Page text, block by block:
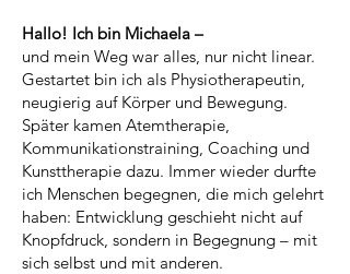
Hallo! Ich bin Michaela –
und mein Weg war alles, nur nicht linear.
Gestartet bin ich als Physiotherapeutin,
neugierig auf Körper und Bewegung.
Später kamen Atemtherapie,
Kommunikationstraining, Coaching und
Kunsttherapie dazu. Immer wieder durfte
ich Menschen begegnen, die mich gelehrt
haben: Entwicklung geschieht nicht auf
Knopfdruck, sondern in Begegnung – mit
sich selbst und mit anderen.